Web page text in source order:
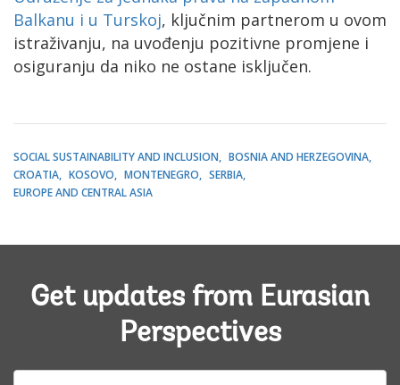
Balkanu i u Turskoj, ključnim partnerom u ovom
istraživanju, na uvođenju pozitivne promjene i
osiguranju da niko ne ostane isključen.
SOCIAL SUSTAINABILITY AND INCLUSION
BOSNIA AND HERZEGOVINA
CROATIA
KOSOVO MONTENEGRO
SERBIA
EUROPE AND CENTRAL ASIA
Get updates from Eurasian
Perspectives